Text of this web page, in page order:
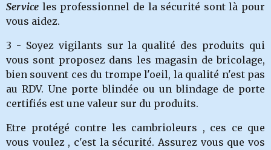
Service les professionnel de la sécurité sont là pour
vous aidez.
3 - Soyez vigilants sur la qualité des produits qui
vous sont proposez dans les magasin de bricolage,
bien souvent ces du trompe l'oeil, la qualité n'est pas
au RDV. Une porte blindée ou un blindage de porte
certifiés est une valeur sur du produits.
Etre protégé contre les cambrioleurs , ces ce que
vous voulez , c'est la sécurité. Assurez vous que vos